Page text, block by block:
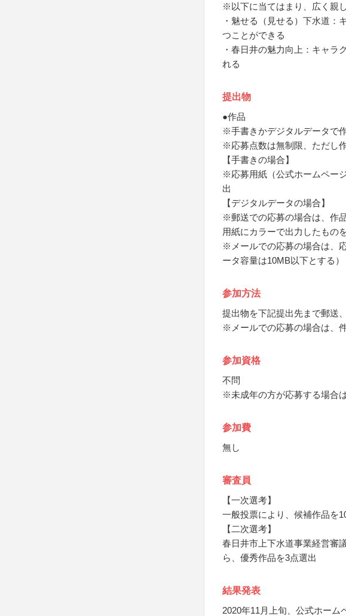
※以下に当てはまり、広く親
・魅せる（見せる）下水道：
つことができる
・春日井の魅力向上：キャラ
れる
提出物
●作品
※手書きかデジタルデータで
※応募点数は無制限、ただし
【手書きの場合】
※応募用紙（公式ホームペー
出
【デジタルデータの場合】
※郵送での応募の場合は、作
用紙にカラーで出力したもの
※メールでの応募の場合は、
ータ容量は10MB以下とする）
参加方法
提出物を下記提出先まで郵送
※メールでの応募の場合は、
参加資格
不問
※未成年の方が応募する場合
参加費
無し
審査員
【一次選考】
一般投票により、候補作品を
【二次選考】
春日井市上下水道事業経営審
ら、優秀作品を3点選出
結果発表
2020年11月上旬、公式ホーム